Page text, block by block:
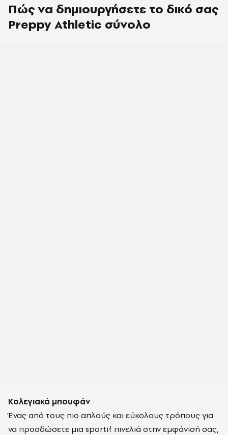
Πώς να δημιουργήσετε το δικό σας
Preppy Athletic σύνολο
Κολεγιακά μπουφάν
Ένας από τους πιο απλούς και εύκολους τρόπους για
να προσδώσετε μια sportif πινελιά στην εμφάνισή σας,